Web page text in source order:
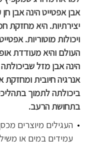
אבן אפטייט הינה אבן
יצירתיות. היא מחזקת
ויכולות מוטוריות.
העולם והיא מעודדת
הינה אבן מזל
אנרגיה חיובית
ביכולתה לתמוך
בתחושת הרעב.
עמידים במים או